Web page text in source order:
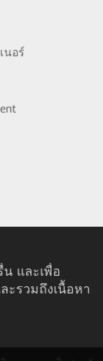
นอร์
และเพื่อ
ะรวมถึงเนื้อหา